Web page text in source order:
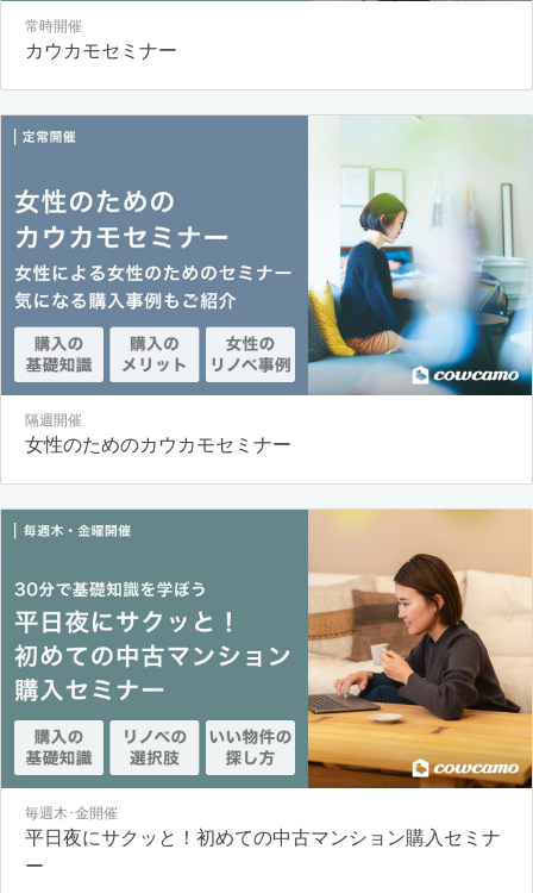
常時開催
カウカモセミナー
隔週開催
女性のためのカウカモセミナー
毎週木･金開催
平日夜にサクッと！初めての中古マンション購入セミナ
ー